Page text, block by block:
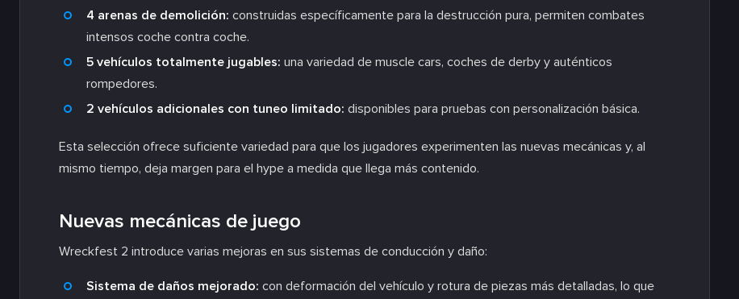
4 arenas de demolición: construidas específicamente para la destrucción pura, permiten combates
intensos coche contra coche.
5 vehículos totalmente jugables: una variedad de muscle cars, coches de derby y auténticos
rompedores.
2 vehículos adicionales con tuneo limitado: disponibles para pruebas con personalización básica.
Esta selección ofrece suficiente variedad para que los jugadores experimenten las nuevas mecánicas y, al
mismo tiempo, deja margen para el hype a medida que llega más contenido.
Nuevas mecánicas de juego
Wreckfest 2 introduce varias mejoras en sus sistemas de conducción y daño:
Sistema de daños mejorado: con deformación del vehículo y rotura de piezas más detalladas, lo que